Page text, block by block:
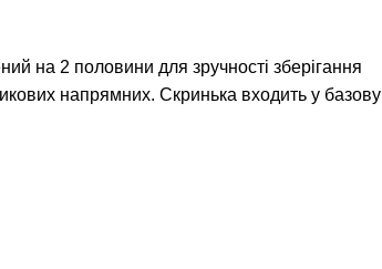
на 2 половини для зручності зберігання
напрямних. Скринька входить у базову